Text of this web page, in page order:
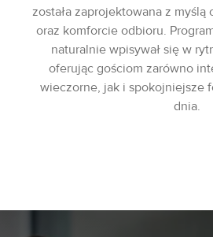
została zaprojektowana z
oraz komforcie odbioru.
naturalnie wpisywał się w
oferując gościom zarówno
wieczorne, jak i spokojniejsze
dnia.